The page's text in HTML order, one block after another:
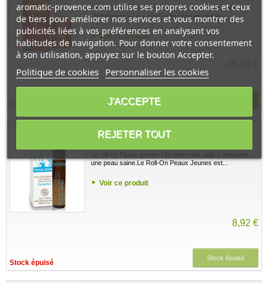
L'Huile merveilleuse aux 64 huiles essentielles 50ml
Phytofrance a un emploi polyvalent en usage...
Voir ce produit
26,20 €
Roll-on Peaux jeunes 5 ml - Florame
Le roll-on Peaux jeunes Florame vous aide à retrouver
une peau saine.Le Roll-On Peaux Jeunes est...
Voir ce produit
8,92 €
Stock épuisé
Stock épuisé
aromatic-provence.com utilise ses propres cookies et ceux
de tiers pour améliorer nos services et vous montrer des
publicités liées à vos préférences en analysant vos
habitudes de navigation. Pour donner votre consentement
à son utilisation, appuyez sur le bouton Accepter.
Politique de cookies Personnaliser les cookies
REJETER TOUT
J'ACCEPTE